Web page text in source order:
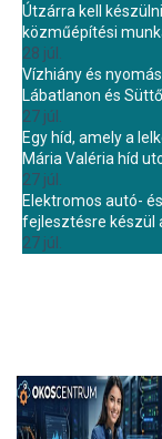
Útzárra kell
közműépítési
28 júl.
Vízhiány és
Lábatlanon és
27 júl.
Egy híd, amely a
Mária Valéria híd
27 júl.
Elektromos autó-
fejlesztésre készül
27 júl.